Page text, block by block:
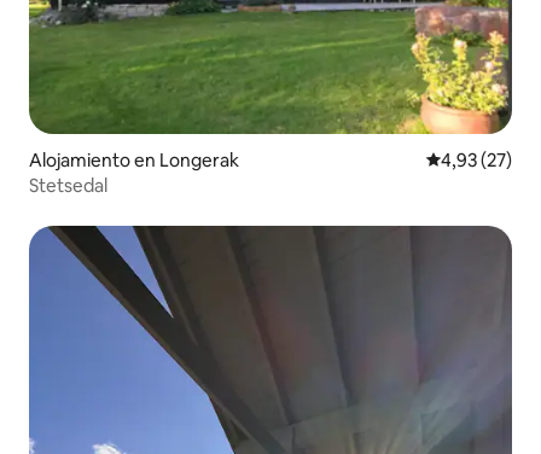
Alojamiento en Longerak Calificación
4,93 (27)
Stetsedal